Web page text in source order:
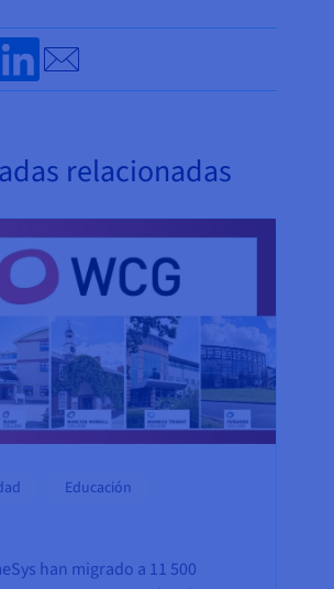
Twitter
on Linkedin
Send by email
relacionadas
Educación
han migrado a 11 500